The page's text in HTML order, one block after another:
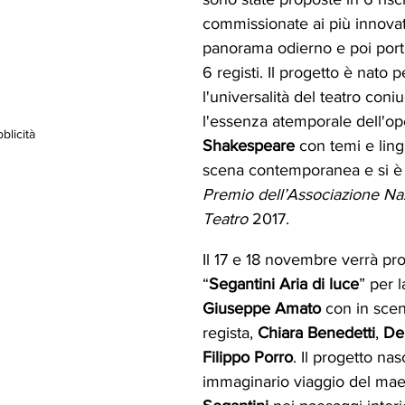
commissionate ai più
panorama odierno e poi
6 registi. Il progetto è nato
l'universalità del teatro
l'essenza atemporale
Shakespeare con temi e
scena contemporanea e si
Premio dell’Associazione
Teatro 2017.
Il 17 e 18 novembre verrà
“Segantini Aria di luce” per
Giuseppe Amato con in
regista, Chiara Benedetti,
Filippo Porro. Il progetto
immaginario viaggio del